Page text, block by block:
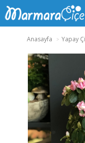
Anasayfa Yapay